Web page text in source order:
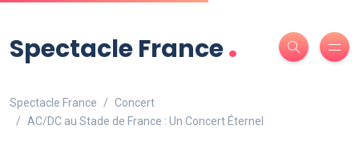
Spectacle France.
Spectacle France
Concert
AC/DC au Stade de France : Un Concert Éternel